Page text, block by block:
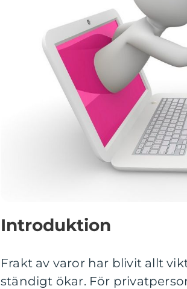
Introduktion
Frakt av varor har blivit allt
ständigt ökar. För